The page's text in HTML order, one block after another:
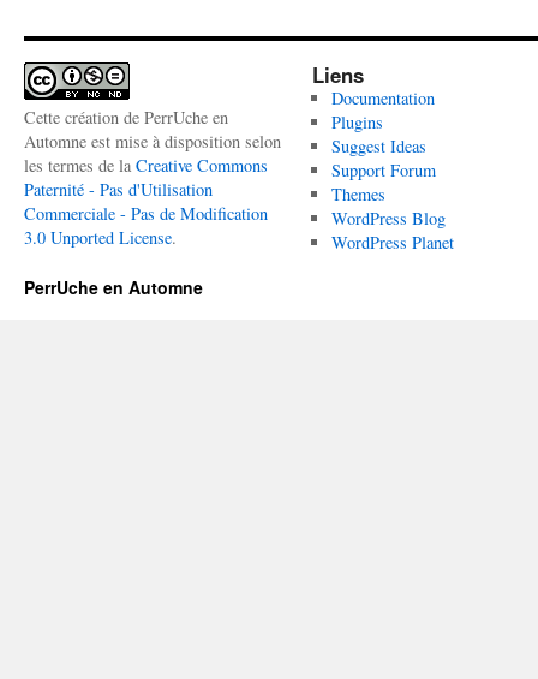
Cette création de PerrUche en
Automne est mise à disposition selon
les termes de la Creative Commons
Paternité - Pas d'Utilisation
Commerciale - Pas de Modification
3.0 Unported License.
Liens
Documentation
Plugins
Suggest Ideas
Support Forum
Themes
WordPress Blog
WordPress Planet
PerrUche en Automne